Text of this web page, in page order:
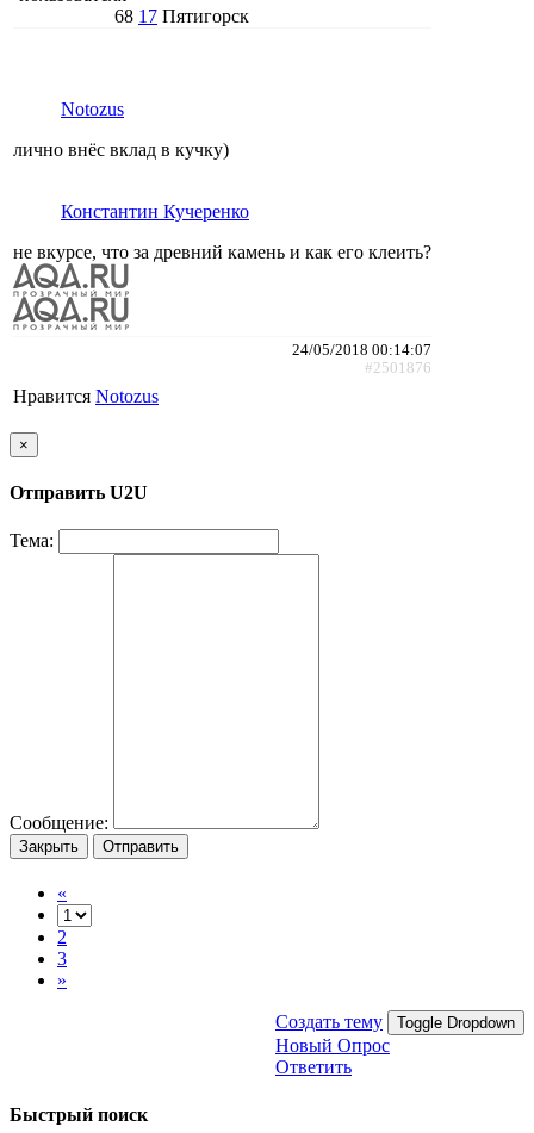
68 17 Пятигорск
Notozus
лично внёс вклад в кучку)
Константин Кучеренко
не вкурсе, что за древний камень и как его клеить?
24/05/2018 00:14:07
#2501876
Нравится Notozus
×
Отправить U2U
Тема:
Сообщение:
Закрыть Отправить
«
2
3
»
Создать тему Toggle Dropdown
Новый Опрос
Ответить
Быстрый поиск